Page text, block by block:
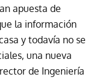
apuesta de
la información
y todavía no se
una nueva
de Ingeniería